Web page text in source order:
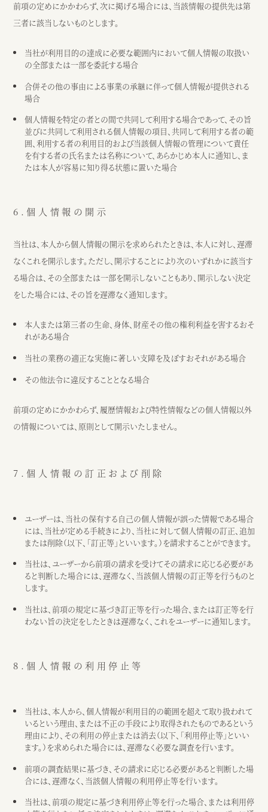
前項の定めにかかわらず、次に掲げる場合には、当該情報の提供先は第
三者に該当しないものとします。
当社が利用目的の達成に必要な範囲内において個人情報の取扱い
の全部または一部を委託する場合
合併その他の事由による事業の承継に伴って個人情報が提供される
場合
個人情報を特定の者との間で共同して利用する場合であって、その旨
並びに共同して利用される個人情報の項目、共同して利用する者の範
囲、利用する者の利用目的および当該個人情報の管理について責任
を有する者の氏名または名称について、あらかじめ本人に通知し、ま
たは本人が容易に知り得る状態に置いた場合
6.個人情報の開示
当社は、本人から個人情報の開示を求められたときは、本人に対し、遅滞
なくこれを開示します。ただし、開示することにより次のいずれかに該当す
る場合は、その全部または一部を開示しないこともあり、開示しない決定
をした場合には、その旨を遅滞なく通知します。
本人または第三者の生命、身体、財産その他の権利利益を害するおそ
れがある場合
当社の業務の適正な実施に著しい支障を及ぼすおそれがある場合
その他法令に違反することとなる場合
前項の定めにかかわらず、履歴情報および特性情報などの個人情報以外
の情報については、原則として開示いたしません。
7.個人情報の訂正および削除
ユーザーは、当社の保有する自己の個人情報が誤った情報である場合
には、当社が定める手続きにより、当社に対して個人情報の訂正、追加
または削除（以下、「訂正等」といいます。）を請求することができます。
当社は、ユーザーから前項の請求を受けてその請求に応じる必要があ
ると判断した場合には、遅滞なく、当該個人情報の訂正等を行うものと
します。
当社は、前項の規定に基づき訂正等を行った場合、または訂正等を行
わない旨の決定をしたときは遅滞なく、これをユーザーに通知します。
8.個人情報の利用停止等
当社は、本人から、個人情報が利用目的の範囲を超えて取り扱われて
いるという理由、または不正の手段により取得されたものであるという
理由により、その利用の停止または消去（以下、「利用停止等」といい
ます。）を求められた場合には、遅滞なく必要な調査を行います。
前項の調査結果に基づき、その請求に応じる必要があると判断した場
合には、遅滞なく、当該個人情報の利用停止等を行います。
当社は、前項の規定に基づき利用停止等を行った場合、または利用停